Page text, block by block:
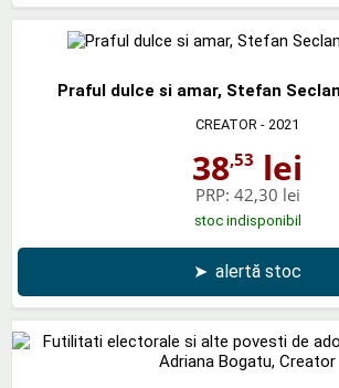
Praful dulce si amar, Stefan
CREATOR - 2021
38,53 lei
PRP: 42,30 lei
stoc indisponibil
➤ alertă stoc